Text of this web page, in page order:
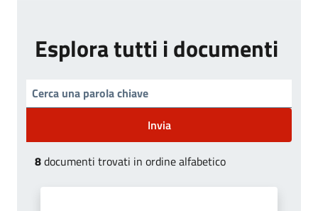
Esplora tutti i documenti
Invia
8documenti trovati in ordine alfabetico